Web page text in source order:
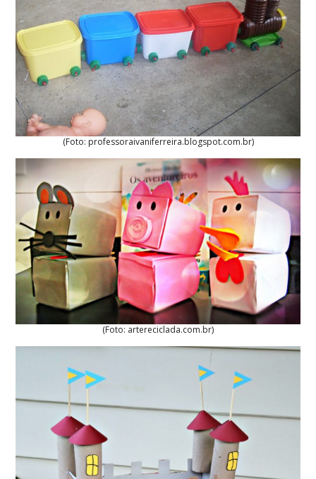
(Foto: professoraivaniferreira.blogspot.com.br)
(Foto: artereciclada.com.br)